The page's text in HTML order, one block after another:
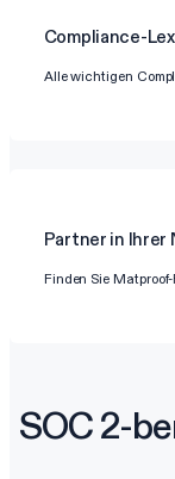
Compliance-
Alle wichtigen
Partner in Ihrer
Finden Sie
SOC 2-